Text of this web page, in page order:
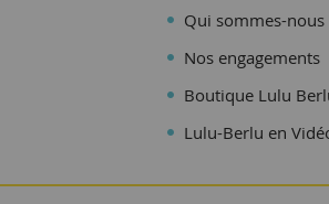
Qui sommes-nous
Nos engagements
Boutique Lulu
Lulu-Berlu en